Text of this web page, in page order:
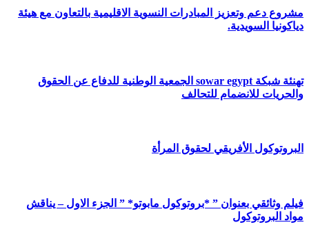
مشروع دعم وتعزيز المبادرات النسوية الاقليمية بالتعاون مع هيئة
دياكونيا السويدية.
تهنئة شبكة sowar egypt الجمعية الوطنية للدفاع عن الحقوق
والحريات للانضمام للتحالف
البروتوكول الأفريقي لحقوق المرأة
فيلم وثائقي بعنوان ” *بروتوكول مابوتو* ” الجزء الاول – يناقش
مواد البروتوكول